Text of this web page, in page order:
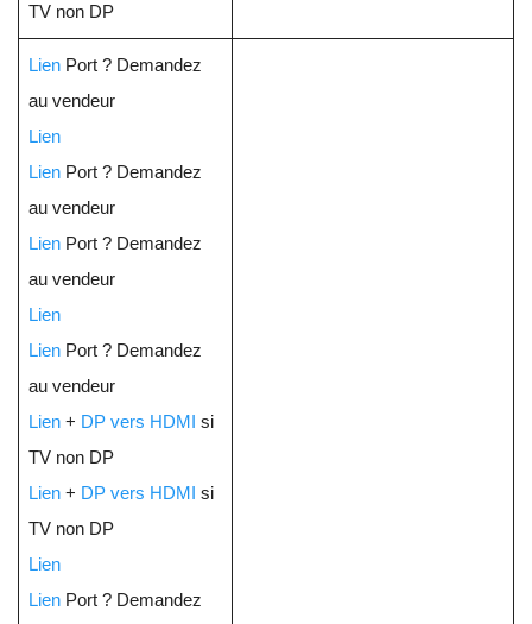
TV non DP
LienPort ? Demandez
au vendeur
Lien
LienPort ? Demandez
au vendeur
LienPort ? Demandez
au vendeur
Lien
LienPort ? Demandez
au vendeur
Lien+ DP vers HDMI si
TV non DP
Lien+ DP vers HDMI si
TV non DP
Lien
LienPort ? Demandez